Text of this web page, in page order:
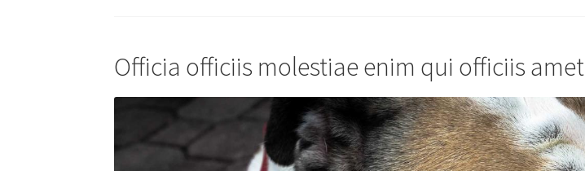
Officia officiis molestiae enim qui officiis amet